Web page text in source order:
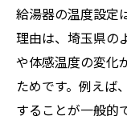
給湯器の温度設定
理由は、埼玉県の
や体感温度の変化
ためです。例えば
することが一般的